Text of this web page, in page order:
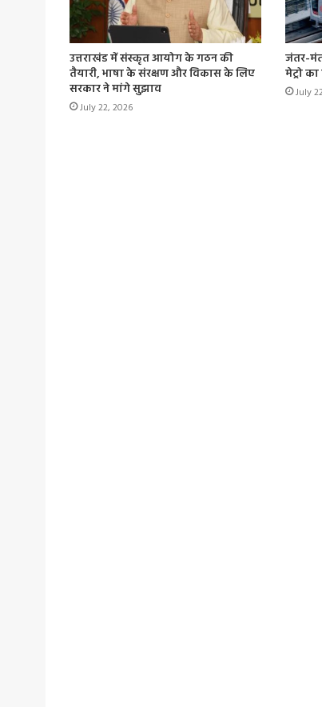
उत्तराखंड में संस्कृत आयोग के गठन की
तैयारी, भाषा के संरक्षण और विकास के लिए
सरकार ने मांगे सुझाव
July 22, 2026
जंतर-
मेट्रो
July